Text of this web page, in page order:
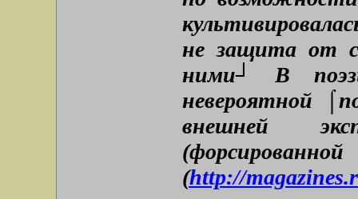
не защита от
ними┘ В
невероятной
внешней
(http://